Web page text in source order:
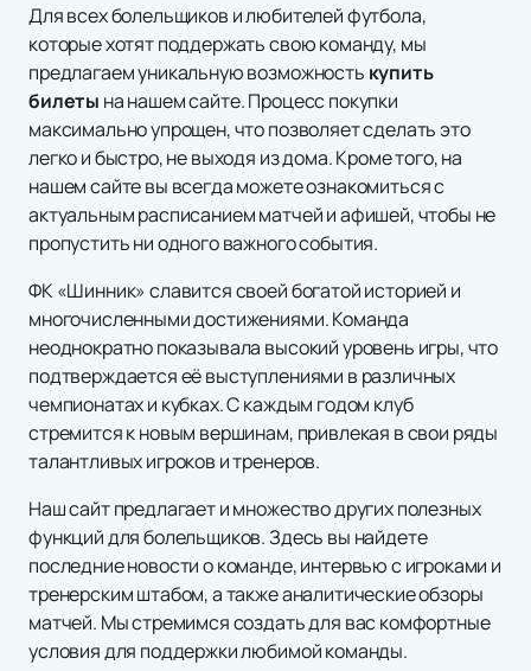
Для всех болельщиков и любителей футбола,
которые хотят поддержать свою команду, мы
предлагаем уникальную возможность купить
билеты на нашем сайте. Процесс покупки
максимально упрощен, что позволяет сделать это
легко и быстро, не выходя из дома. Кроме того, на
нашем сайте вы всегда можете ознакомиться с
актуальным расписанием матчей и афишей, чтобы не
пропустить ни одного важного события.
ФК «Шинник» славится своей богатой историей и
многочисленными достижениями. Команда
неоднократно показывала высокий уровень игры, что
подтверждается её выступлениями в различных
чемпионатах и кубках. С каждым годом клуб
стремится к новым вершинам, привлекая в свои ряды
талантливых игроков и тренеров.
Наш сайт предлагает и множество других полезных
функций для болельщиков. Здесь вы найдете
последние новости о команде, интервью с игроками и
тренерским штабом, а также аналитические обзоры
матчей. Мы стремимся создать для вас комфортные
условия для поддержки любимой команды.